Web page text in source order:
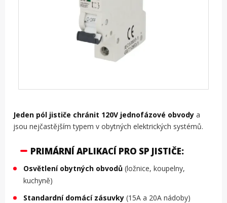
Jeden pól jističe chránit 120V jednofázové obvody a
jsou nejčastějším typem v obytných elektrických systémů.
PRIMÁRNÍ APLIKACÍ PRO SP JISTIČE:
Osvětlení obytných obvodů (ložnice, koupelny,
kuchyně)
Standardní domácí zásuvky (15A a 20A nádoby)